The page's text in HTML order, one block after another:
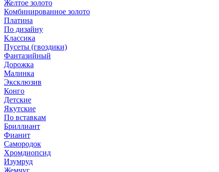
Желтое золото
Комбинированное золото
Платина
По дизайну
Классика
Пусеты (гвоздики)
Фантазийный
Дорожка
Малинка
Эксклюзив
Конго
Детские
Якутские
По вставкам
Бриллиант
Фианит
Самородок
Хромдиопсид
Изумруд
Жемчуг